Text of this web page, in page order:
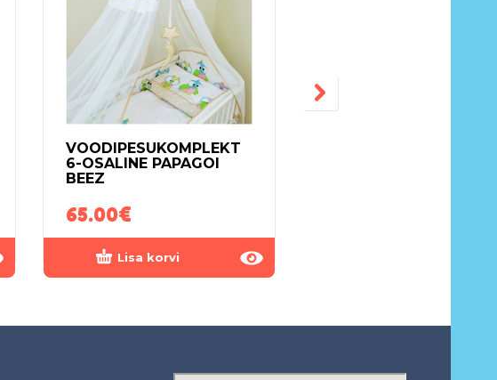
VOODIPESUKOMPLEKT
6-OSALINE PAPAGOI
BEEZ
65.00€
Lisa korvi